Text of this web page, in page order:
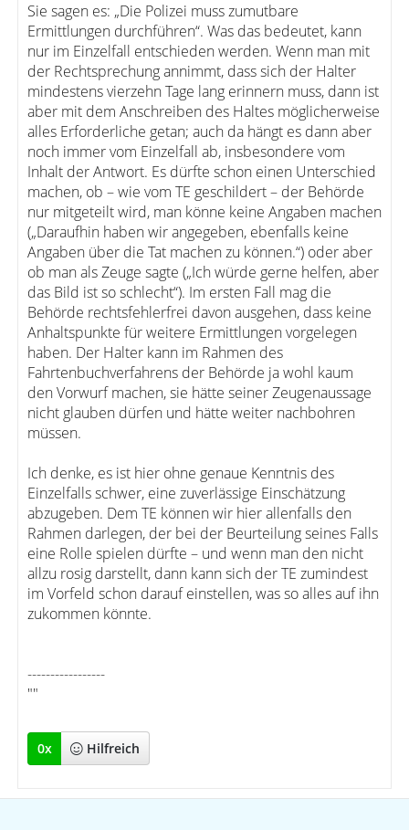
Sie sagen es: „Die Polizei muss zumutbare
Ermittlungen durchführen“. Was das bedeutet, kann
nur im Einzelfall entschieden werden. Wenn man mit
der Rechtsprechung annimmt, dass sich der Halter
mindestens vierzehn Tage lang erinnern muss, dann ist
aber mit dem Anschreiben des Haltes möglicherweise
alles Erforderliche getan; auch da hängt es dann aber
noch immer vom Einzelfall ab, insbesondere vom
Inhalt der Antwort. Es dürfte schon einen Unterschied
machen, ob – wie vom TE geschildert – der Behörde
nur mitgeteilt wird, man könne keine Angaben machen
(„Daraufhin haben wir angegeben, ebenfalls keine
Angaben über die Tat machen zu können.“) oder aber
ob man als Zeuge sagte („Ich würde gerne helfen, aber
das Bild ist so schlecht“). Im ersten Fall mag die
Behörde rechtsfehlerfrei davon ausgehen, dass keine
Anhaltspunkte für weitere Ermittlungen vorgelegen
haben. Der Halter kann im Rahmen des
Fahrtenbuchverfahrens der Behörde ja wohl kaum
den Vorwurf machen, sie hätte seiner Zeugenaussage
nicht glauben dürfen und hätte weiter nachbohren
müssen.
Ich denke, es ist hier ohne genaue Kenntnis des
Einzelfalls schwer, eine zuverlässige Einschätzung
abzugeben. Dem TE können wir hier allenfalls den
Rahmen darlegen, der bei der Beurteilung seines Falls
eine Rolle spielen dürfte – und wenn man den nicht
allzu rosig darstellt, dann kann sich der TE zumindest
im Vorfeld schon darauf einstellen, was so alles auf ihn
zukommen könnte.
-----------------
""
0x Hilfreich